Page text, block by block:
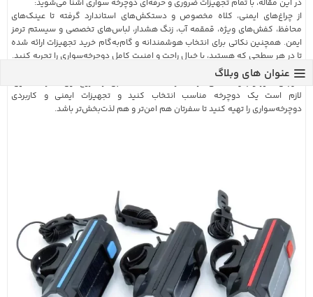
عنوان های وبلاگ
در این مقاله، با تمام تجهیزات ضروری و حرفه‌ای دوچرخه سواری آشنا می‌شوید:
از چراغ‌های ایمنی، کلاه مخصوص و دستکش‌های استاندارد گرفته تا عینک‌های
محافظ، کفش‌های ویژه، قمقمه آب، زنگ هشدار، لباس‌های تخصصی و سیستم ترمز
ایمن. همچنین نکاتی برای انتخاب هوشمندانه و گام‌به‌گام خرید تجهیزات ارائه شده
تا در هر سطحی که هستید، با خیال راحت و امنیت کامل دوچرخه‌سواری را تجربه کنید.
اگر عاشق ماجراجویی و کشف مناظر زیبا با دوچرخه هستید، قطعاً تجربه‌ای
هیجان‌انگیز و به‌یادماندنی در انتظار شماست. اما قبل از شروع این سفر دلنشین،
لازم است یک دوچرخه مناسب انتخاب کنید و تجهیزات ایمنی و کاربردی
دوچرخه‌سواری را تهیه کنید تا سفرتان هم امن‌تر و هم لذت‌بخش‌تر باشد.